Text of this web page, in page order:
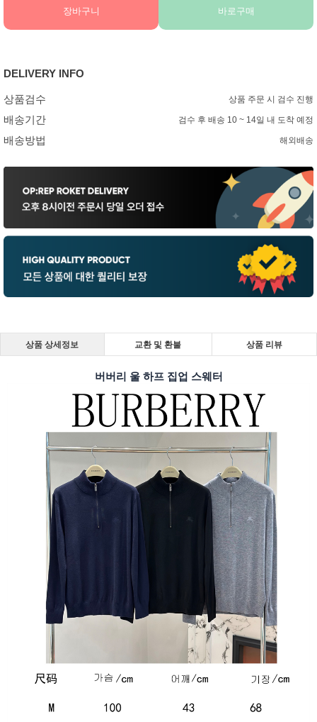
장바구니 바로구매
DELIVERY INFO
상품검수 상품 주문 시 검수 진행
배송기간 검수 후 배송 10 ~ 14일 내 도착 예정
배송방법 해외배송
상품 상세정보 교환 및 환불 상품 리뷰
버버리 울 하프 집업 스웨터